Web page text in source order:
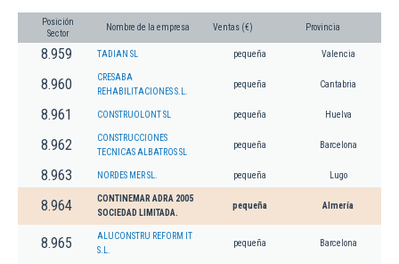
Posición
Sector
Nombre de la empresa Ventas (€) Provincia
8.959 TADIAN SL pequeña Valencia
8.960
CRESABA
REHABILITACIONES S.L.
pequeña Cantabria
8.961 CONSTRUOLONT SL pequeña Huelva
8.962
CONSTRUCCIONES
TECNICAS ALBATROS SL
pequeña Barcelona
8.963 NORDES MER SL. pequeña Lugo
8.964
CONTINEMAR ADRA 2005
SOCIEDAD LIMITADA.
pequeña Almería
8.965
ALUCONSTRU REFORM IT
S.L.
pequeña Barcelona